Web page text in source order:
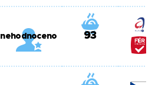
nehodnoceno 93